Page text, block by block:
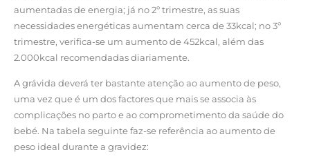
aumentadas de energia; já no 2º trimestre, as suas
necessidades energéticas aumentam cerca de 33kcal; no 3º
trimestre, verifica-se um aumento de 452kcal, além das
2.000kcal recomendadas diariamente.
A grávida deverá ter bastante atenção ao aumento de peso,
uma vez que é um dos factores que mais se associa às
complicações no parto e ao comprometimento da saúde do
bebé. Na tabela seguinte faz-se referência ao aumento de
peso ideal durante a gravidez: